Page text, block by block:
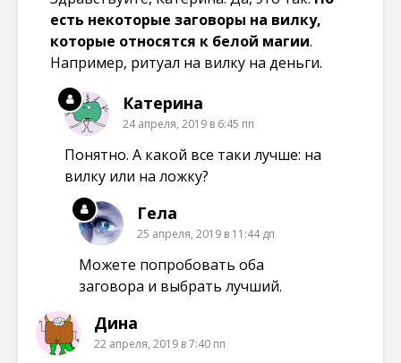
есть некоторые заговоры на вилку,
которые относятся к белой магии.
Например, ритуал на вилку на деньги.
Катерина
24 апреля, 2019 в 6:45 пп
Понятно. А какой все таки лучше: на
вилку или на ложку?
Гела
25 апреля, 2019 в 11:44 дп
Можете попробовать оба
заговора и выбрать лучший.
Дина
22 апреля, 2019 в 7:40 пп